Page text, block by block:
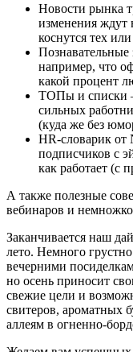
Новости рынка
изменения ждут
коснутся тех
Познавательные
например, что
какой процент
ТОПы и списки
сильных
(куда же без
HR-словарик от
подписчиков с
как работает (с
А также полезные
вебинаров и
Заканчивается наш
лето. Немного
вечерними
но осень приносит
свежие цели и
свитеров, ароматных
аллеям в огненно-